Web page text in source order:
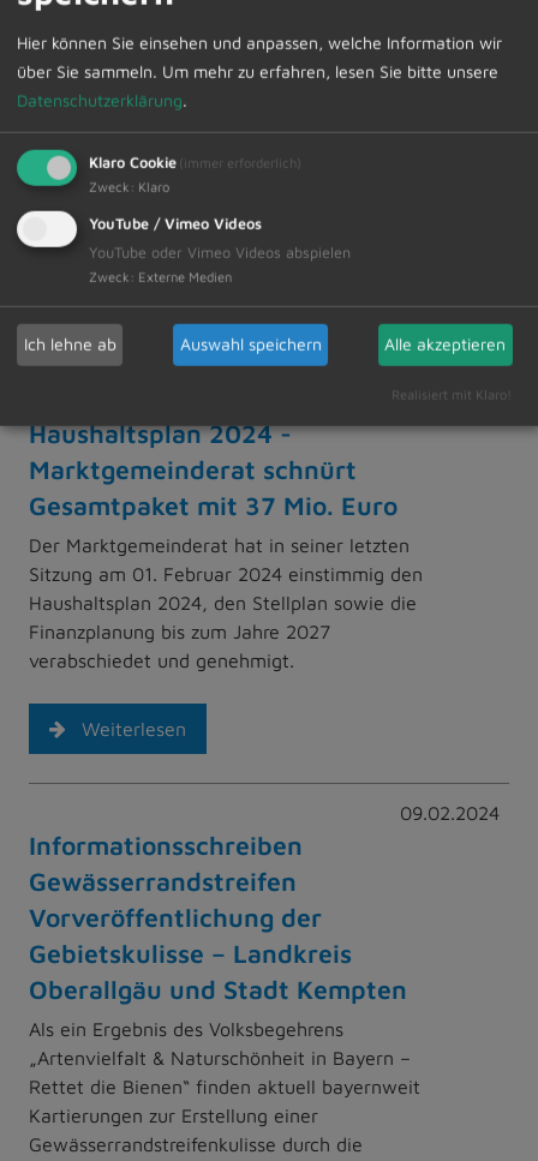
Funkenfeuer in Dietmannsried
und Ortsteilen
Funkenveranstaltungen in Dietmannsried,
Schrattennach, Überbach und Probstried
09.02.2024
Haushaltsplan 2024 -
Marktgemeinderat schnürt
Gesamtpaket mit 37 Mio. Euro
Der Marktgemeinderat hat in seiner letzten
Sitzung am 01. Februar 2024 einstimmig den
Haushaltsplan 2024, den Stellplan sowie die
Finanzplanung bis zum Jahre 2027
verabschiedet und genehmigt.
Weiterlesen
09.02.2024
Informationsschreiben
Gewässerrandstreifen
Vorveröffentlichung der
Gebietskulisse – Landkreis
Oberallgäu und Stadt Kempten
Als ein Ergebnis des Volksbegehrens
„Artenvielfalt & Naturschönheit in Bayern –
Rettet die Bienen“ finden aktuell bayernweit
Kartierungen zur Erstellung einer
Gewässerrandstreifenkulisse durch die
Hier können Sie einsehen und anpassen, welche Information wir
über Sie sammeln. Um mehr zu erfahren, lesen Sie bitte unsere
Datenschutzerklärung.
Klaro Cookie (immer erforderlich)
Zweck : Klaro
YouTube / Vimeo Videos
YouTube oder Vimeo Videos abspielen
Zweck : Externe Medien
Ich lehne ab Auswahl speichern Alle akzeptieren
Realisiert mit Klaro!